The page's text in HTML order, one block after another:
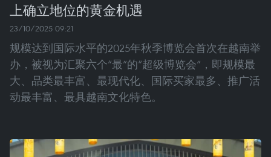
上确立地位的黄金机遇
23/10/2025 09:21
规模达到国际水平的2025年秋季博览会首次在越南举
办，被视为汇聚六个“最”的“超级博览会”，即规模最
大、品类最丰富、最现代化、国际买家最多、推广活
动最丰富、最具越南文化特色。